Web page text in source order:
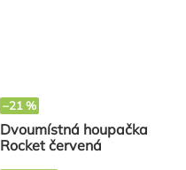
–21 %
Dvoumístná houpačka
Rocket červená